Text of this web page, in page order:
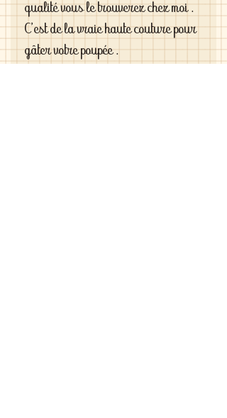
qualité vous le trouverez chez moi .
C'est de la vraie haute couture pour
gâter votre poupée .